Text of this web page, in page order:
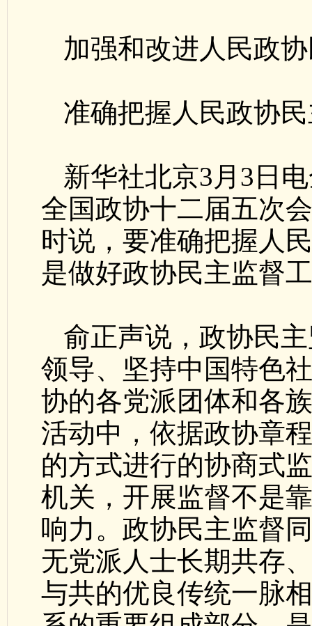
加强和改进人民政
准确把握人民政协
新华社北京3月3日
全国政协十二届五次
时说，要准确把握人
是做好政协民主监督
俞正声说，政协民
领导、坚持中国特色
协的各党派团体和各
活动中，依据政协章
的方式进行的协商式
机关，开展监督不是
响力。政协民主监督
无党派人士长期共存
与共的优良传统一脉